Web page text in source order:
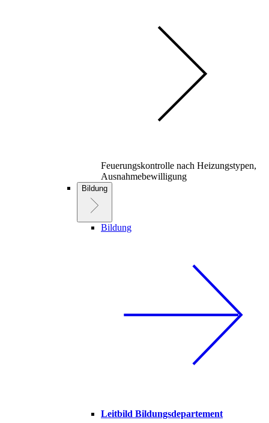
Feuerungskontrolle nach Heizungstypen,
Ausnahmebewilligung
Bildung
Bildung
Leitbild Bildungsdepartement